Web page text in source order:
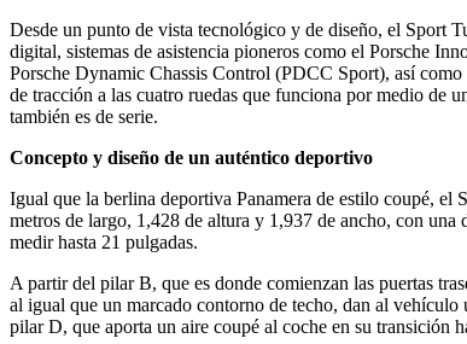
Desde un punto de vista tecnológico y de diseño, el Sport
digital, sistemas de asistencia pioneros como el Porsche
Porsche Dynamic Chassis Control (PDCC Sport), así
de tracción a las cuatro ruedas que funciona por medio de
también es de serie.
Concepto y diseño de un auténtico deportivo
Igual que la berlina deportiva Panamera de estilo coupé,
metros de largo, 1,428 de altura y 1,937 de ancho, con una
medir hasta 21 pulgadas.
A partir del pilar B, que es donde comienzan las puertas
al igual que un marcado contorno de techo, dan al
pilar D, que aporta un aire coupé al coche en su transición